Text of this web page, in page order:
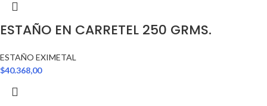
ESTAÑO EN CARRETEL 250 GRMS.
ESTAÑO EXIMETAL
$40.368,00